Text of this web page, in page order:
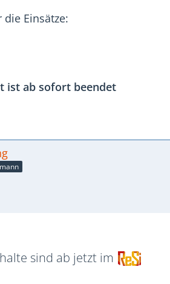
Einsätze:
ist ab sofort beendet
sind ab jetzt im